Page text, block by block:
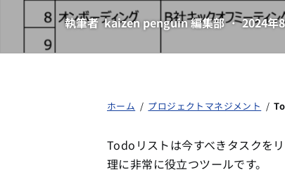
執筆者 kaizen penguin 編集部 2024年
ホーム / プロジェクトマネジメント /
Todoリストは今すべきタスクを
理に非常に役立つツールです。